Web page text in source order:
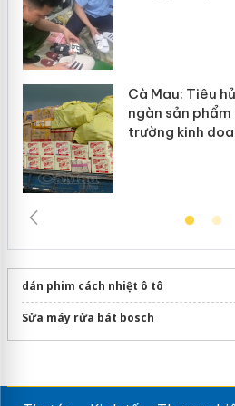
Cà Mau: Tiêu
ngàn sản
trường kinh
dán phim cách nhiệt ô tô
Sửa máy rửa bát bosch